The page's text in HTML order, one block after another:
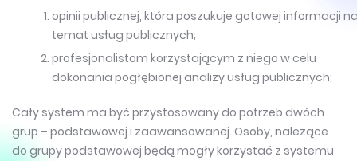
opinii publicznej, która poszukuje gotowej informacji
temat usług publicznych;
profesjonalistom korzystającym z niego w celu
dokonania pogłębionej analizy usług publicznych;
Cały system ma być przystosowany do potrzeb dwóch
grup – podstawowej i zaawansowanej. Osoby, należące
do grupy podstawowej będą mogły korzystać z systemu